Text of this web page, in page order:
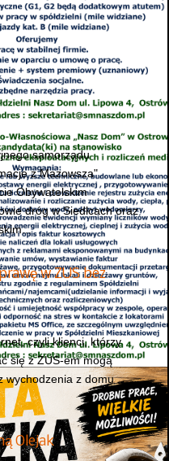
samorządu
z Mazowsza"
Obywatelskim
dróg w Siedlcach oraz
w ZUS bez
czyli klienci, którzy
się z ZUS-em mogą
wychodzenia z domu
Olejak